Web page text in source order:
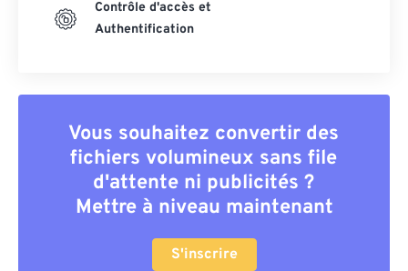
Contrôle d'accès et
Authentification
Vous souhaitez convertir des
fichiers volumineux sans file
d'attente ni publicités ?
Mettre à niveau maintenant
S'inscrire